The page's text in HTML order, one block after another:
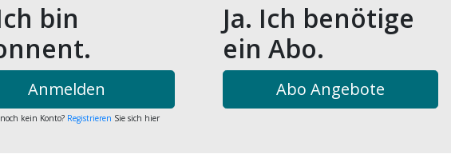
bin
Anmelden
kein Konto?Registrieren Sie sich hier
Ja. Ich benötige
ein Abo.
Abo Angebote